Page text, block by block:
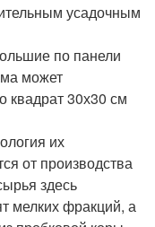
усадочным
по панели
может
квадрат 30х30 см
их
от производства
здесь
мелких фракций, а